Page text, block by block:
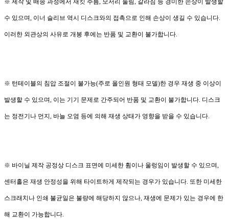
수 있으며, 이너 슬리브 역시 디스크와의 접촉으로 인해 손상이 생길 수 있습니다.
이러한 외관상의 사유로 개봉 후에는 반품 및 교환이 불가합니다.
※ 턴테이블의 침압 조절이 불가능(주로 올인원 형태 모델)한 경우 재생 중 이상이
발생할 수 있으며, 이는 기기 문제로 간주되어 반품 및 교환이 불가합니다. 디스크
는 정전기나 먼지, 바늘 오염 등에 의해 재생 상태가 영향을 받을 수 있습니다.
※ 바이닐 제작 공정상 디스크 표면에 미세한 휨이나 울렁임이 발생할 수 있으며,
센터홀은 재생 안정성을 위해 타이트하게 제작되는 경우가 있습니다. 또한 미세한
스크래치나 인쇄 불균일은 불량에 해당하지 않으나, 재생에 문제가 있는 경우에 한
해 교환이 가능합니다.